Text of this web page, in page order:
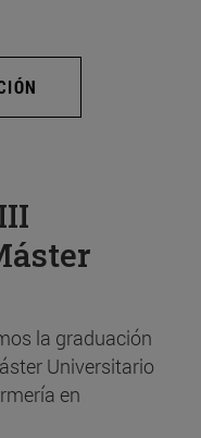
la graduación
Universitario
en